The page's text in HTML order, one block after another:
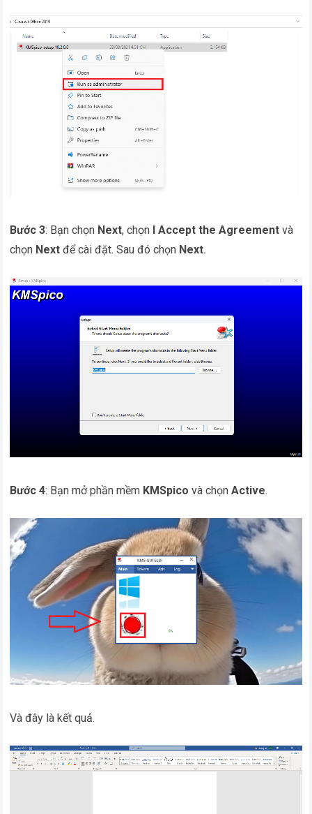
Bước 3: Bạn chọn Next, chọn I Accept the Agreementvà
chọn Nextđể cài đặt. Sau đó chọn Next.
Bước 4: Bạn mở phần mềm KMSpicovà chọnActive.
Và đây là kết quả.